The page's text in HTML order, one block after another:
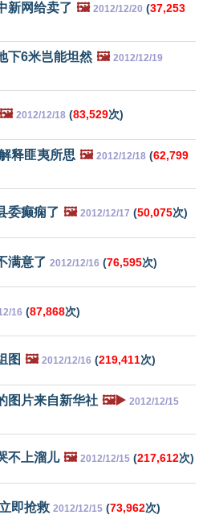
新网给卖了 🖼️ 2012/12/20 (37,253
下6米岂能坦然 🖼️ 2012/12/19
🖼️ 2012/12/18 (83,529次)
释匪夷所思 🖼️ 2012/12/18 (62,799
委癫痫了 🖼️ 2012/12/17 (50,075次)
满意了 2012/12/16 (76,595次)
16 (87,868次)
图 🖼️ 2012/12/16 (219,411次)
图片来自新华社 🖼️▶️ 2012/12/15
不上溜儿 🖼️ 2012/12/15 (217,612次)
即抢救 2012/12/15 (73,962次)